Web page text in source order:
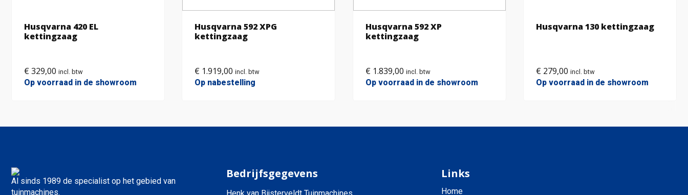
Husqvarna 420 EL
kettingzaag
€ 329,00 incl. btw
Op voorraad in de showroom
Husqvarna 592 XPG
kettingzaag
€ 1.919,00 incl. btw
Op nabestelling
Husqvarna 592 XP
kettingzaag
€ 1.839,00 incl. btw
Op voorraad in de showroom
Husqvarna 130 kettingzaag
€ 279,00 incl. btw
Op voorraad in de showroom
Al sinds 1989 de specialist op het gebied van
tuinmachines.
Bedrijfsgegevens Links
Home